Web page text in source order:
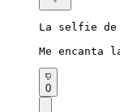
La selfie de
Me encanta
0